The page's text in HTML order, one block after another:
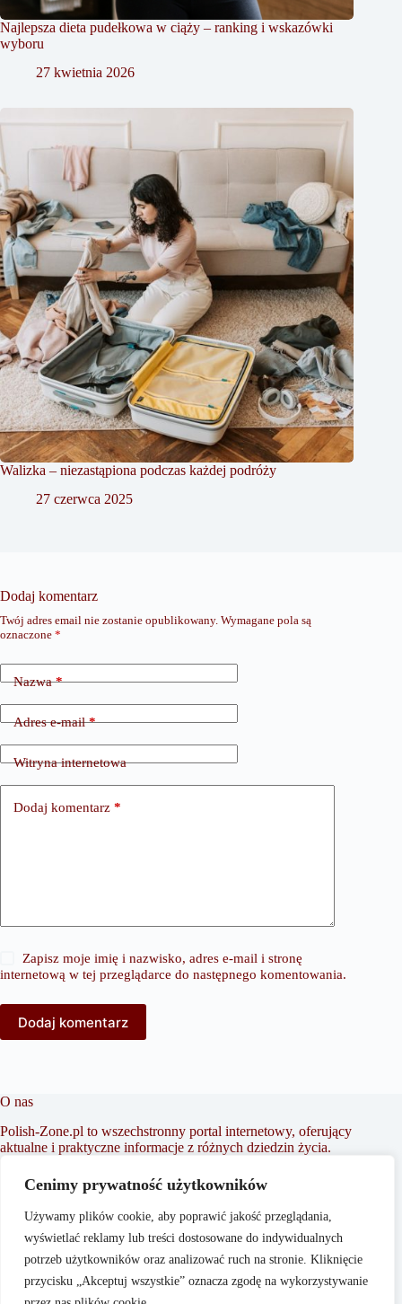
Cenimy prywatność użytkowników
Używamy plików cookie, aby poprawić jakość przeglądania,
wyświetlać reklamy lub treści dostosowane do indywidualnych
potrzeb użytkowników oraz analizować ruch na stronie. Kliknięcie
przycisku „Akceptuj wszystkie” oznacza zgodę na wykorzystywanie
Najlepsza dieta pudełkowa w ciąży – ranking i wskazówki
wyboru
27 kwietnia 2026
Walizka – niezastąpiona podczas każdej podróży
27 czerwca 2025
Dodaj komentarz
Twój adres email nie zostanie opublikowany. Wymagane pola są
oznaczone *
Nazwa*
Adres e-mail*
Witryna internetowa
Dodaj komentarz *
Zapisz moje imię i nazwisko, adres e-mail i stronę
internetową w tej przeglądarce do następnego komentowania.
Dodaj komentarz
O nas
Polish-Zone.pl to wszechstronny portal internetowy, oferujący
aktualne i praktyczne informacje z różnych dziedzin życia.
czytelników w podejmowaniu świadomych decyzji oraz
inspirowaniu do działania. Dbamy o to, aby nasze artykuły
były zrozumiałe i dostępne dla każdego, niezależnie od
poziomu wiedzy w danym zakresie.